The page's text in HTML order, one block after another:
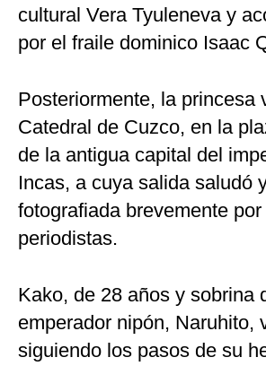
cultural Vera Tyuleneva y
por el fraile dominico Isaac
Posteriormente, la princesa
Catedral de Cuzco, en la
de la antigua capital del
Incas, a cuya salida saludó
fotografiada brevemente
periodistas.
Kako, de 28 años y sobrina
emperador nipón, Naruhito,
siguiendo los pasos de su